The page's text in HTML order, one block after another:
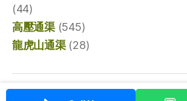
(44)
高壓通渠(545)
龍虎山通渠(28)